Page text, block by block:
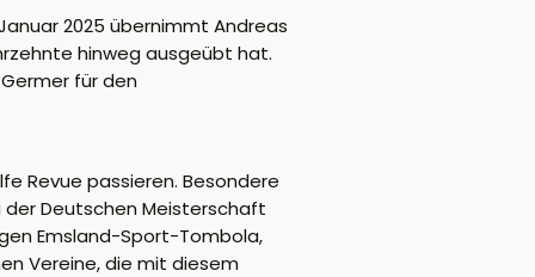
2025 übernimmt Andreas
hinweg ausgeübt hat.
Germer fürden
Revue passieren. Besondere
der Deutschen Meisterschaft
Emsland-Sport-Tombola,
Vereine, die mit diesem